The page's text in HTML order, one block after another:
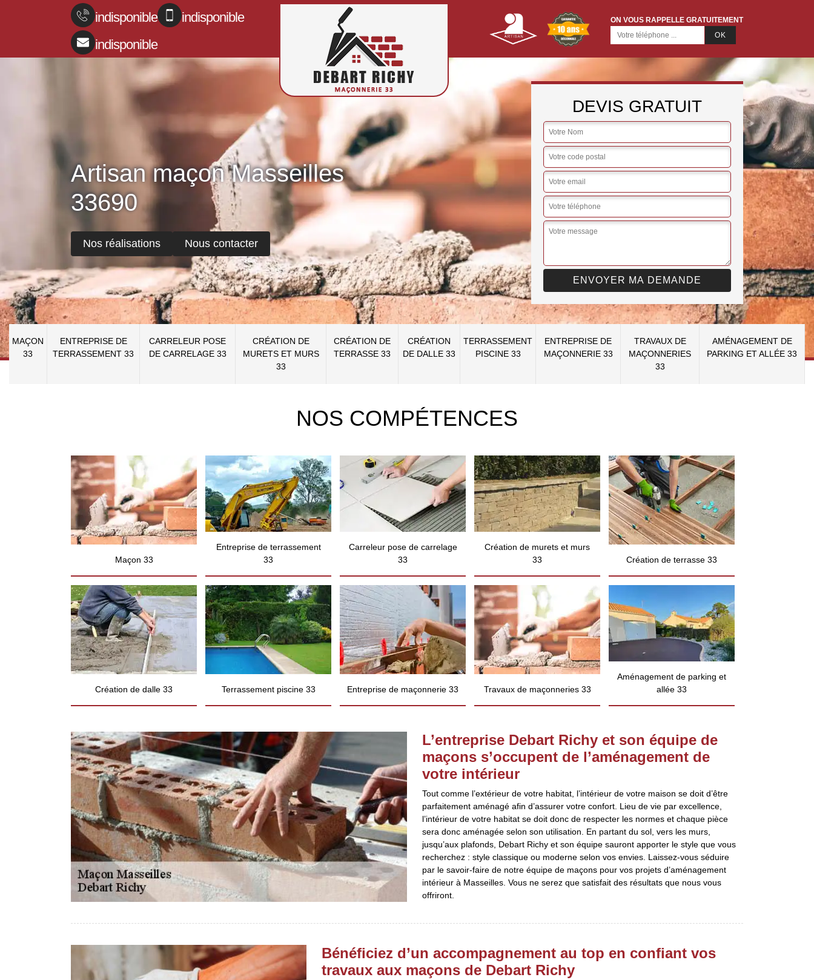
indisponible
indisponible
indisponible
ON VOUS RAPPELLE GRATUITEMENT
Artisan maçon Masseilles
33690
Nos réalisations Nous contacter
DEVIS GRATUIT
MAÇON
33
ENTREPRISE DE
TERRASSEMENT 33
CARRELEUR POSE
DE CARRELAGE 33
CRÉATION DE
MURETS ET MURS
33
CRÉATION DE
TERRASSE 33
CRÉATION
DE DALLE 33
TERRASSEMENT
PISCINE 33
ENTREPRISE DE
MAÇONNERIE 33
TRAVAUX DE
MAÇONNERIES
33
AMÉNAGEMENT DE
PARKING ET ALLÉE 33
NOS COMPÉTENCES
Maçon 33
Entreprise de terrassement
33
Carreleur pose de carrelage
33
Création de murets et murs
33
Création de terrasse 33
Création de dalle 33 Terrassement piscine 33 Entreprise de maçonnerie 33 Travaux de maçonneries 33
Aménagement de parking et
allée 33
L’entreprise Debart Richy et son équipe de
maçons s’occupent de l’aménagement de
votre intérieur
Tout comme l’extérieur de votre habitat, l’intérieur de votre maison se doit d’être
parfaitement aménagé afin d’assurer votre confort. Lieu de vie par excellence,
l’intérieur de votre habitat se doit donc de respecter les normes et chaque pièce
sera donc aménagée selon son utilisation. En partant du sol, vers les murs,
jusqu’aux plafonds, Debart Richy et son équipe sauront apporter le style que vous
recherchez : style classique ou moderne selon vos envies. Laissez-vous séduire
par le savoir-faire de notre équipe de maçons pour vos projets d’aménagement
intérieur à Masseilles. Vous ne serez que satisfait des résultats que nous vous
offriront.
Bénéficiez d’un accompagnement au top en confiant vos
travaux aux maçons de Debart Richy